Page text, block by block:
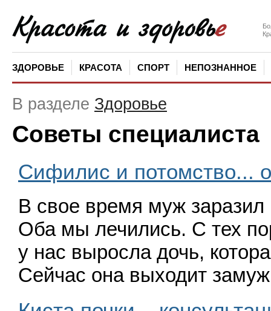
ЗДОРОВЬЕ КРАСОТА СПОРТ НЕПОЗНАННОЕ
В разделе Здоровье
Советы специалиста
Сифилис и потомство...
В свое время муж
Оба мы лечились. С тех
у нас выросла дочь,
Сейчас она выходит